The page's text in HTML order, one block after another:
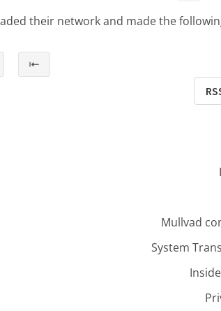
their network and made the
⇤
Mullvad
System